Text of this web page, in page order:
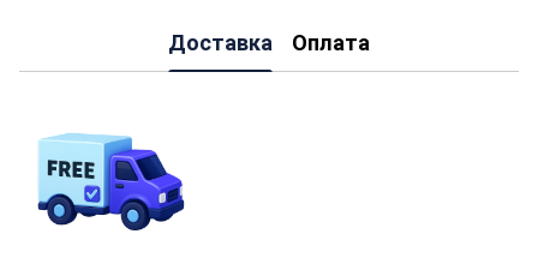
Доставка Оплата